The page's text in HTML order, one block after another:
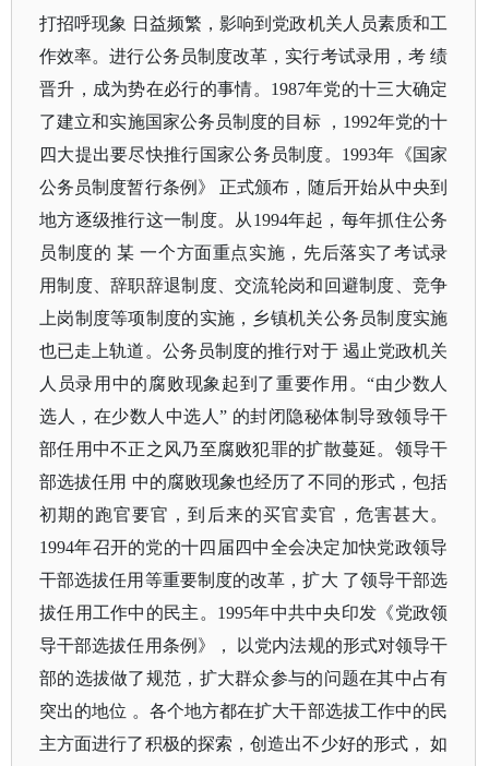
打招呼现象 日益频繁，影响到党政机关人员素质和工
作效率。进行公务员制度改革，实行考试录用，考 绩
晋升，成为势在必行的事情。1987年党的十三大确定
了建立和实施国家公务员制度的目标 ，1992年党的十
四大提出要尽快推行国家公务员制度。1993年《国家
公务员制度暂行条例》 正式颁布，随后开始从中央到
地方逐级推行这一制度。从1994年起，每年抓住公务
员制度的 某 一个方面重点实施，先后落实了考试录
用制度、辞职辞退制度、交流轮岗和回避制度、竞争
上岗制度等项制度的实施，乡镇机关公务员制度实施
也已走上轨道。公务员制度的推行对于 遏止党政机关
人员录用中的腐败现象起到了重要作用。“由少数人
选人，在少数人中选人” 的封闭隐秘体制导致领导干
部任用中不正之风乃至腐败犯罪的扩散蔓延。领导干
部选拔任用 中的腐败现象也经历了不同的形式，包括
初期的跑官要官，到后来的买官卖官，危害甚大。
1994年召开的党的十四届四中全会决定加快党政领导
干部选拔任用等重要制度的改革，扩大 了领导干部选
拔任用工作中的民主。1995年中共中央印发《党政领
导干部选拔任用条例》， 以党内法规的形式对领导干
部的选拔做了规范，扩大群众参与的问题在其中占有
突出的地位 。各个地方都在扩大干部选拔工作中的民
主方面进行了积极的探索，创造出不少好的形式， 如